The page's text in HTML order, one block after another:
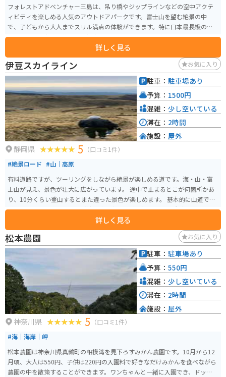
フォレストアドベンチャー三島は、吊り橋やジップラインなどの空中アクテ
ィビティを楽しめる人気のアウトドアパークです。富士山を望む絶景の中
で、子どもから大人までスリル満点の体験ができます。特に日本最長級のジ
ップラインは爽快感抜群で、観光とアクティビティを両方楽しみたい人にお
詳しく見る
伊豆スカイライン お気に入り
静岡県 5 （口コミ1件）
#絶景ロード #山｜高原
有料道路ですが、ツーリングをしながら絶景が楽しめる道です。海・山・富
士山が見え、景色が壮大に広がっています。 途中で止まるとこが何箇所かあ
り、10分くらい登山するとまた違った景色が楽しめます。 基本的に山道です
が、開けてくるといい景色が続く道で富士山が一望できる場所が多くていい
道です。温泉もあり寄り道もできます。
詳しく見る
駐車： 駐車場あり
予算： 1500円
混雑： 少し空いている
滞在： 2時間
施設： 屋外
松本農園 お気に入り
神奈川県 5 （口コミ1件）
#海｜海岸｜岬
松本農園は神奈川県真鶴町の相模湾を見下ろすみかん農園です。10月から12
月頃、大人は550円、子供は220円の入園料で好きなだけみかんを食べながら
農園の中を散策することができます。ワンちゃんと一緒に入園でき、ドッグラ
駐車： 駐車場あり
予算： 550円
混雑： 少し空いている
滞在： 2時間
施設： 屋外